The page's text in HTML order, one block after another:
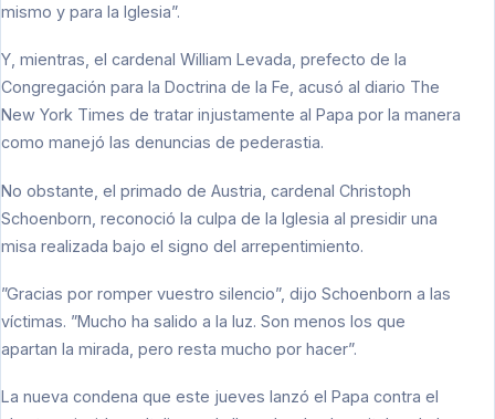
mismo y para la Iglesia”.
Y, mientras, el cardenal William Levada, prefecto de la
Congregación para la Doctrina de la Fe, acusó al diario The
New York Times de tratar injustamente al Papa por la manera
como manejó las denuncias de pederastia.
No obstante, el primado de Austria, cardenal Christoph
Schoenborn, reconoció la culpa de la Iglesia al presidir una
misa realizada bajo el signo del arrepentimiento.
”Gracias por romper vuestro silencio”, dijo Schoenborn a las
víctimas. ”Mucho ha salido a la luz. Son menos los que
apartan la mirada, pero resta mucho por hacer”.
La nueva condena que este jueves lanzó el Papa contra el